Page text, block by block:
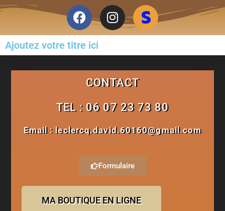
Ajoutez votre titre ici
CONTACT
TEL : 06 07 23 73 80
Email : leclercq.david.60160@gmail.com
Formulaire
MA BOUTIQUE EN LIGNE